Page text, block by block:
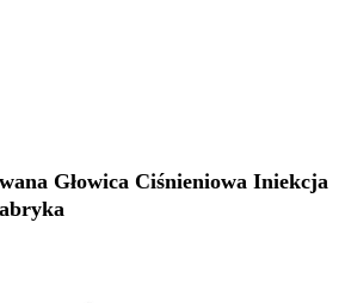
Głowica Ciśnieniowa Iniekcja